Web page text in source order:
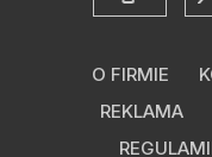
O FIRMIE
REKLAMA